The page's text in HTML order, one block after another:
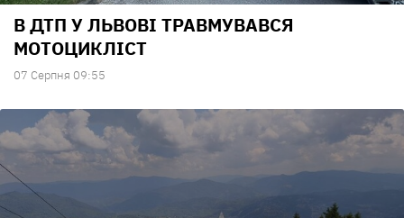
В ДТП У ЛЬВОВІ ТРАВМУВАВСЯ
МОТОЦИКЛІСТ
07 Серпня 09:55